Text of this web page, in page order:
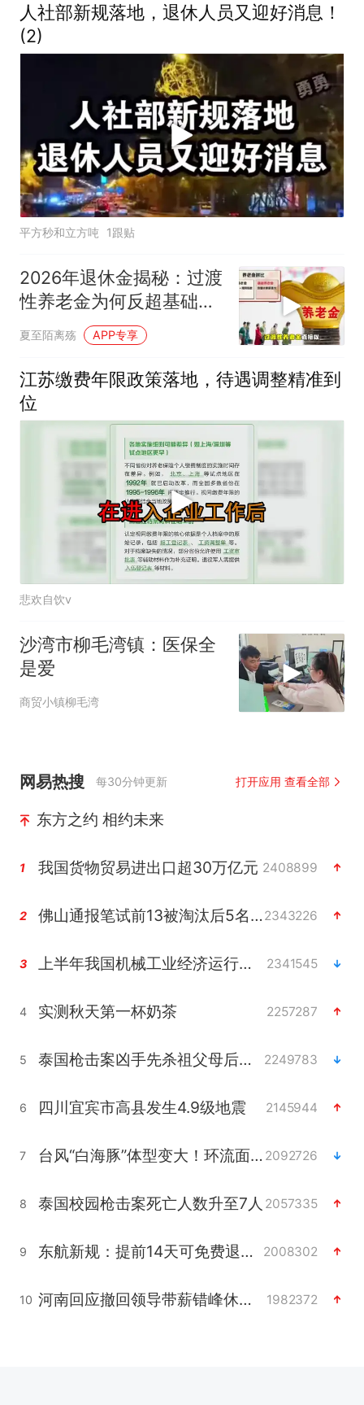
人社部新规落地，退休人员又迎好消息！
(2)
平方秒和立方吨 1跟贴
2026年退休金揭秘：过渡
性养老金为何反超基础养
老金？
夏至陌离殇 APP专享
江苏缴费年限政策落地，待遇调整精准到
位
悲欢自饮v
沙湾市柳毛湾镇：医保全
是爱
商贸小镇柳毛湾
网易热搜 每30分钟更新 打开应用 查看全部
东方之约 相约未来
1 我国货物贸易进出口超30万亿元 2408899
2 佛山通报笔试前13被淘汰后5名进体检2343226
3 上半年我国机械工业经济运行稳中有进 2341545
4 实测秋天第一杯奶茶 2257287
5 泰国枪击案凶手先杀祖父母后行凶 2249783
6 四川宜宾市高县发生4.9级地震 2145944
7 台风“白海豚”体型变大！环流面积接近13个浙江那么大 2092726
8 泰国校园枪击案死亡人数升至7人 2057335
9 东航新规：提前14天可免费退改签 2008302
10 河南回应撤回领导带薪错峰休假通知 1982372